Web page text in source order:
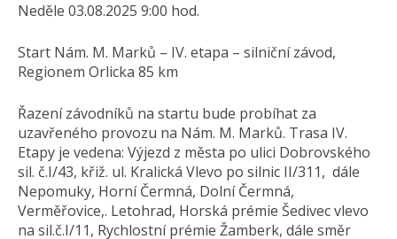
Neděle 03.08.2025 9:00 hod.
Start Nám. M. Marků – IV. etapa – silniční závod,
Regionem Orlicka 85 km
Řazení závodníků na startu bude probíhat za
uzavřeného provozu na Nám. M. Marků. Trasa IV.
Etapy je vedena: Výjezd z města po ulici Dobrovského
sil. č.I/43, křiž. ul. Kralická Vlevo po silnic II/311, dále
Nepomuky, Horní Čermná, Dolní Čermná,
Verměřovice,. Letohrad, Horská prémie Šedivec vlevo
na sil.č.I/11, Rychlostní prémie Žamberk, dále směr